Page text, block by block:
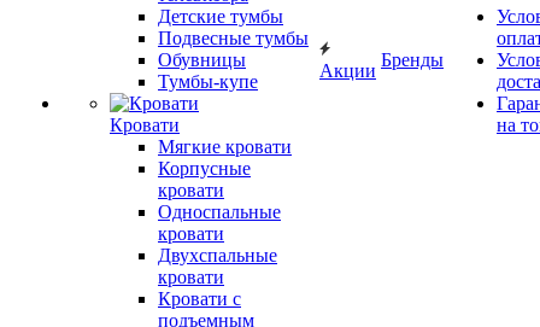
Детские тумбы
Подвесные тумбы
Обувницы
Тумбы-купе
Кровати
Мягкие кровати
Корпусные
кровати
Односпальные
кровати
Двухспальные
кровати
Кровати с
подъемным
Акции
Бренды
на